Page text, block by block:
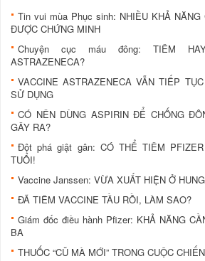
Tin vui mùa Phục sinh: NHIỀU KHẢ NĂNG
ĐƯỢC CHỨNG MINH
Chuyện cục máu đông: TIÊM HAY
ASTRAZENECA?
VACCINE ASTRAZENECA VẪN TIẾP
SỬ DỤNG
CÓ NÊN DÙNG ASPIRIN ĐỂ CHỐNG
GÂY RA?
Đột phá giật gân: CÓ THỂ TIÊM
TUỔI!
Vaccine Janssen: VỪA XUẤT HIỆN Ở
ĐÃ TIÊM VACCINE TẦU RỒI, LÀM SAO?
Giám đốc điều hành Pfizer: KHẢ NĂNG
BA
THUỐC “CŨ MÀ MỚI” TRONG CUỘC